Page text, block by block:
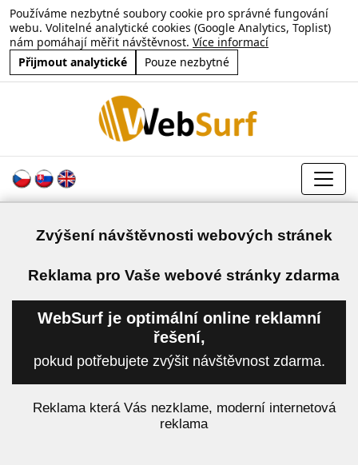
Používáme nezbytné soubory cookie pro správné fungování
webu. Volitelné analytické cookies (Google Analytics, Toplist)
nám pomáhají měřit návštěvnost. Více informací
Přijmout analytické
Pouze nezbytné
Zvýšení návštěvnosti webových stránek
Reklama pro Vaše webové stránky zdarma
WebSurf je optimální online reklamní
řešení,
pokud potřebujete zvýšit návštěvnost zdarma.
Reklama která Vás nezklame, moderní internetová
reklama